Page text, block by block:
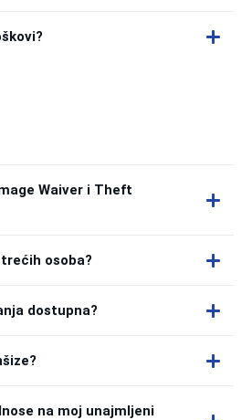
Waiver i Theft
osoba?
dostupna?
na moj unajmljeni